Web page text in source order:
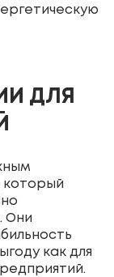
ДЛЯ
который
Они
как для